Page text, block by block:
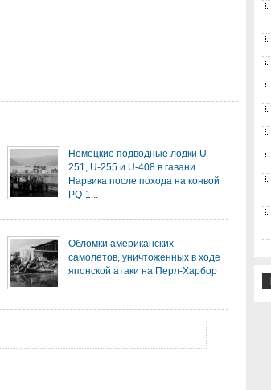
Немецкие подводные лодки U-
251, U-255 и U-408 в гавани
Нарвика после похода на конвой
PQ-1...
Обломки американских
самолетов, уничтоженных в ходе
японской атаки на Перл-Харбор